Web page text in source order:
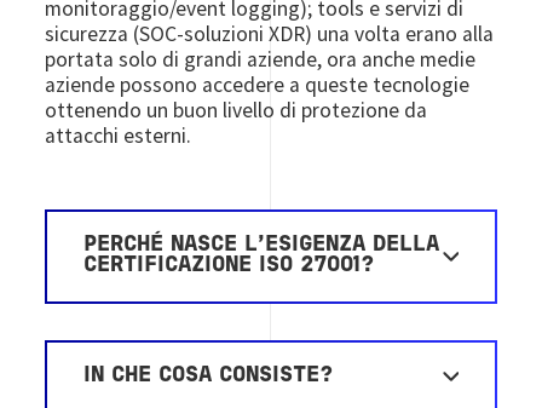
monitoraggio/event logging); tools e servizi di
sicurezza (SOC-soluzioni XDR) una volta erano alla
portata solo di grandi aziende, ora anche medie
aziende possono accedere a queste tecnologie
ottenendo un buon livello di protezione da
attacchi esterni.
PERCHÉ NASCE L’ESIGENZA DELLA
CERTIFICAZIONE ISO 27001?
IN CHE COSA CONSISTE?